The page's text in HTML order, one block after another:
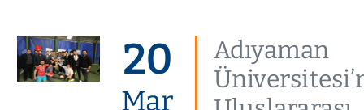
20
Mar
Adıyaman